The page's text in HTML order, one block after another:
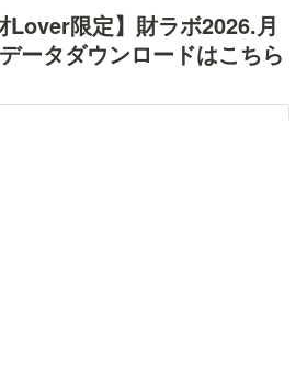
Lover限定】財ラボ2026.月
ータダウンロードはこちら